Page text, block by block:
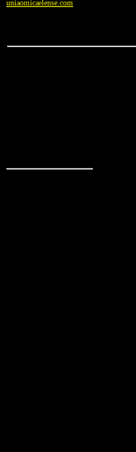
uniaomicaelense.com